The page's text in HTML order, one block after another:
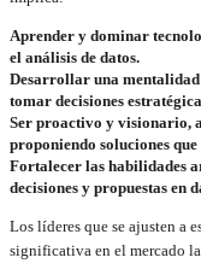
Aprender y dominar
el análisis de datos.
Desarrollar una
tomar decisiones
Ser proactivo y visionario,
proponiendo soluciones
Fortalecer las habilidades
decisiones y propuestas en
Los líderes que se ajusten a
significativa en el mercado